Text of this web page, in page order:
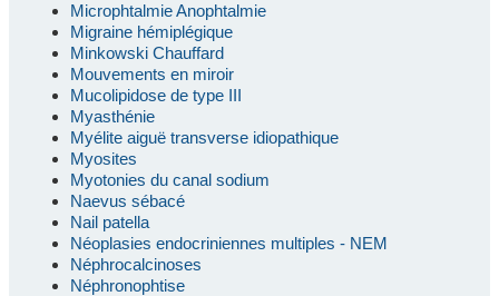
Microphtalmie Anophtalmie
Migraine hémiplégique
Minkowski Chauffard
Mouvements en miroir
Mucolipidose de type III
Myasthénie
Myélite aiguë transverse idiopathique
Myosites
Myotonies du canal sodium
Naevus sébacé
Nail patella
Néoplasies endocriniennes multiples - NEM
Néphrocalcinoses
Néphronophtise